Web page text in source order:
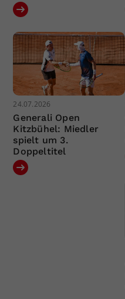
24.07.2026
Generali Open
Kitzbühel: Miedler
spielt um 3.
Doppeltitel